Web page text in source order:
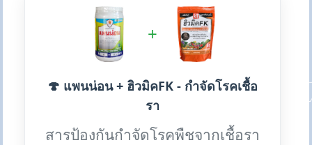
+
🍄 แพนน่อน + ฮิวมิคFK - กำจัดโรคเชื้อ
รา
สารป้องกันกำจัดโรคพืชจากเชื้อรา